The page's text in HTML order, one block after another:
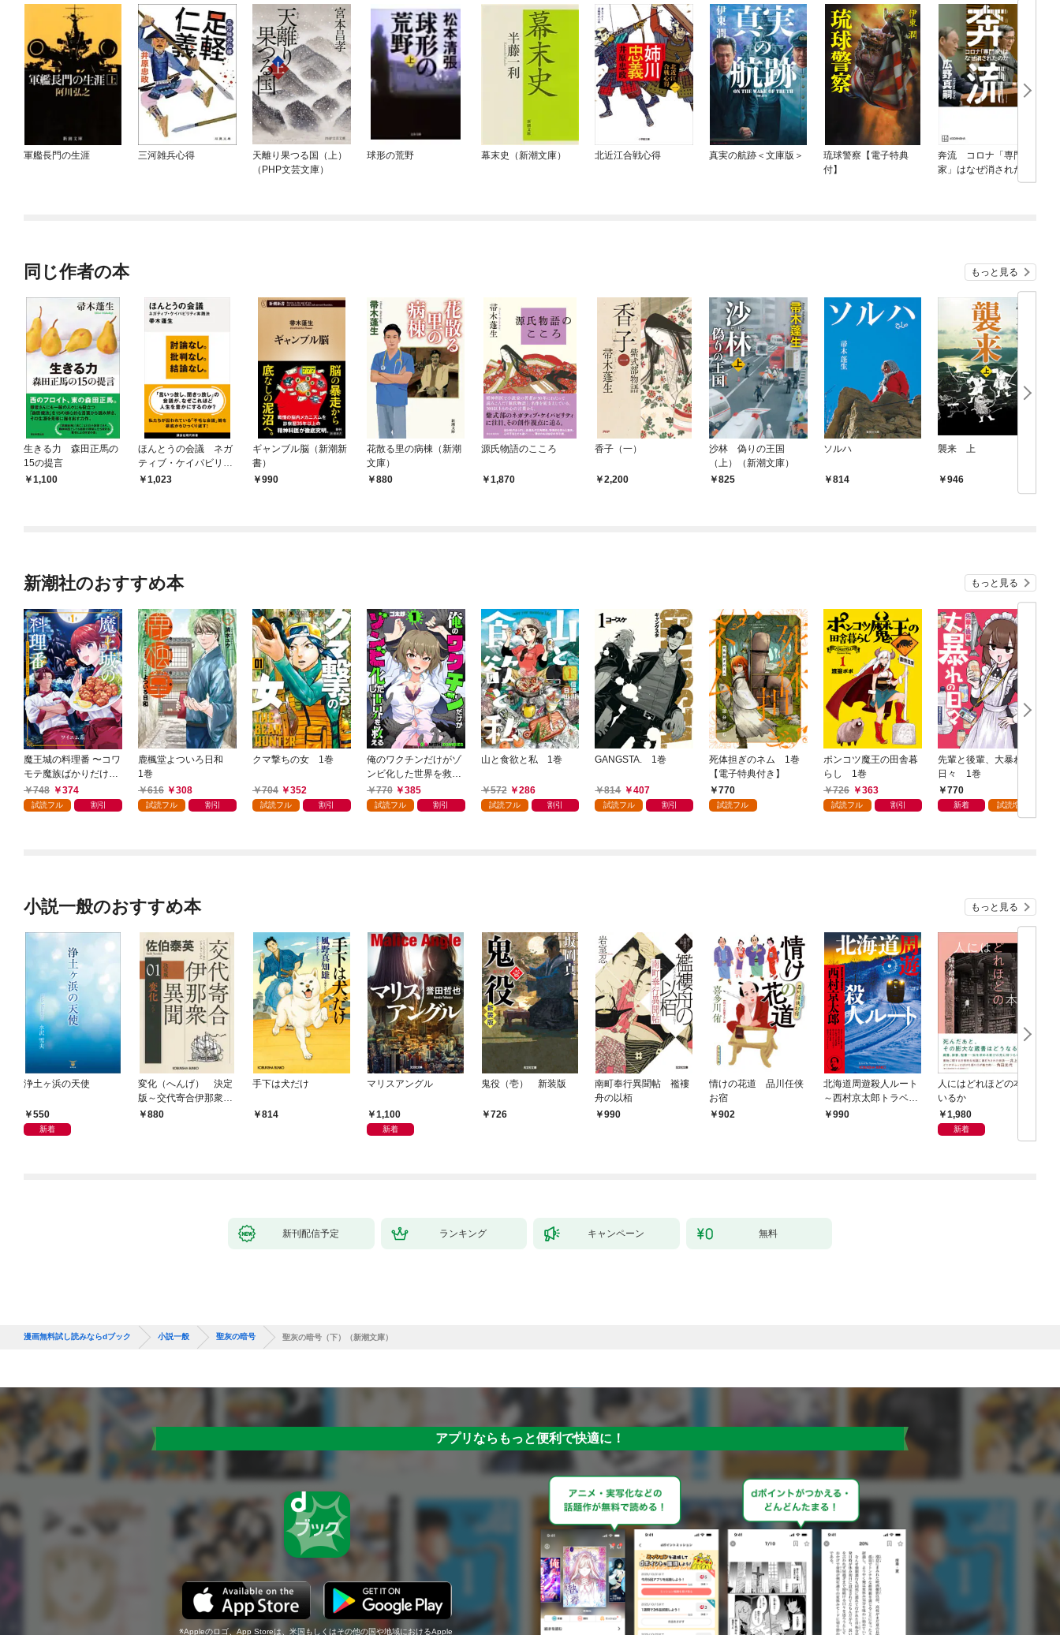
軍艦長門の生涯 三河雑兵心得
天離り果つる国（上）
（PHP文芸文庫）
球形の荒野 幕末史（新潮文庫） 北近江合戦心得 真実の航跡＜文庫版＞
琉球警察【電子特典
付】
奔流 コロナ「専門
家」はなぜ消されたの
同じ作者の本 もっと見る
生きる力 森田正馬の
15の提言
1,100
ほんとうの会議 ネガ
ティブ・ケイパビリテ
ィ実践法
1,023
ギャンブル脳（新潮新
書）
990
花散る里の病棟（新潮
文庫）
880
源氏物語のこころ
1,870
香子（一）
2,200
沙林 偽りの王国
（上）（新潮文庫）
825
ソルハ
814
襲来 上
946
新潮社のおすすめ本 もっと見る
魔王城の料理番 〜コワ
モテ魔族ばかりだけ
ど、ホワイトな職場で
す〜 1巻
748 374
試読フル 割引
鹿楓堂よついろ日和
1巻
616
308
試読フル 割引
クマ撃ちの女 1巻
704 352
試読フル 割引
俺のワクチンだけがゾ
ンビ化した世界を救え
る 1巻
770 385
試読フル 割引
山と食欲と私 1巻
572 286
試読フル 割引
GANGSTA. 1巻
814 407
試読フル 割引
死体担ぎのネム 1巻
【電子特典付き】
770
試読フル
ポンコツ魔王の田舎暮
らし 1巻
726
363
試読フル 割引
先輩と後輩、大暴れの
日々 1巻
770
新着 試読増量
小説一般のおすすめ本 もっと見る
浄土ヶ浜の天使
550
新着
変化（へんげ） 決定
版～交代寄合伊那衆異
聞（1）～
880
手下は犬だけ
814
マリスアングル
1,100
新着
鬼役（壱） 新装版
726
南町奉行異聞帖 襤褸
舟の以栢
990
情けの花道 品川任侠
お宿
902
北海道周遊殺人ルート
～西村京太郎トラベル
ミステリー・セレクシ
990
人にはどれほどの本が
いるか
1,980
新着
新刊配信予定 ランキング キャンペーン 無料
漫画無料試し読みならdブック 小説一般 聖灰の暗号 聖灰の暗号（下）（新潮文庫）
アプリならもっと便利で快適に！
Appleのロゴ、App Storeは、米国もしくはその他の国や地域におけるApple